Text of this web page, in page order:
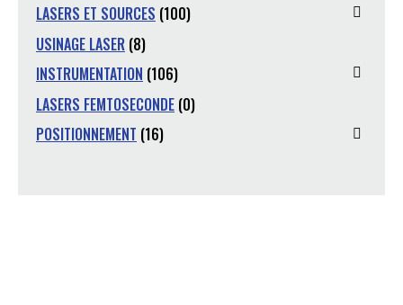
LASERS ET SOURCES (100)
USINAGE LASER (8)
INSTRUMENTATION (106)
LASERS FEMTOSECONDE (0)
POSITIONNEMENT (16)